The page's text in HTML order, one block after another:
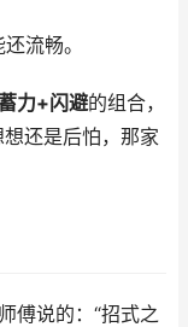
流畅。
力+闪避的组合，
想还是后怕，那家
傅说的：“招式之